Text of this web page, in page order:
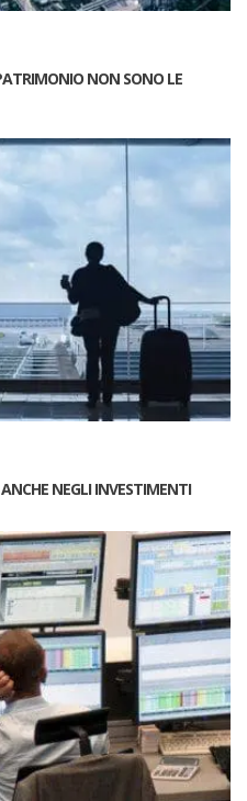
NON SONO LE
NEGLI INVESTIMENTI